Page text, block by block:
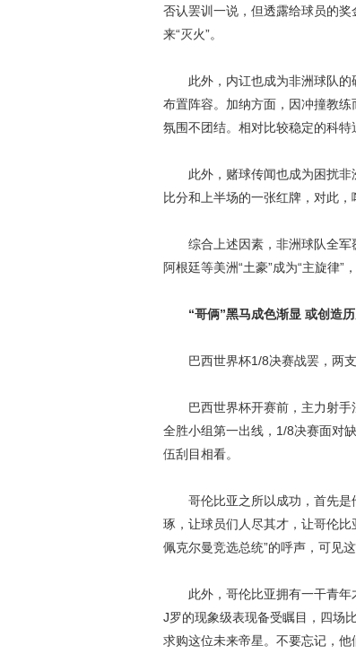
否认罢训一说，但透露给球员的
来“灭火”。
此外，内讧也成为非洲球队的
布置阵容。加纳方面，因冲撞教
氛围不团结。相对比较稳定的科特
此外，赌球传闻也成为困扰非
比分和上半场的一张红牌，对此，
综合上述因素，非洲球队全军覆
阿根廷等美洲“土豪”成为“主旋律”
“哥俩”黑马成色渐显 或创造
巴西世界杯1/8决赛战罢，两支
巴西世界杯开赛前，主力射手
全胜小组第一出线，1/8决赛面对
伍刮目相看。
哥伦比亚之所以成功，首先是
琢，让球员们人尽其才，让哥伦比
佩克尔曼竞选总统”的呼声，可见
此外，哥伦比亚拥有一干青年
J罗的现象级表现备受瞩目，四场
求购这位未来帝星。不要忘记，他